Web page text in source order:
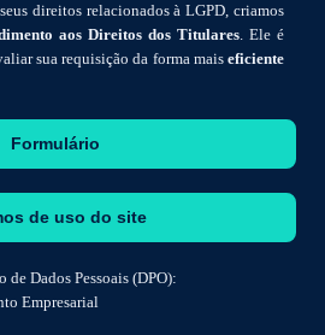
direitos relacionados à LGPD, criamos
aos Direitos dos Titulares. Ele é
sua requisição da forma mais eficiente
Formulário
de uso do site
Dados Pessoais (DPO):
Empresarial